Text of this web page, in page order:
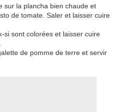
sur la plancha bien chaude et
de tomate. Saler et laisser cuire
si sont colorées et laisser cuire
de pomme de terre et servir